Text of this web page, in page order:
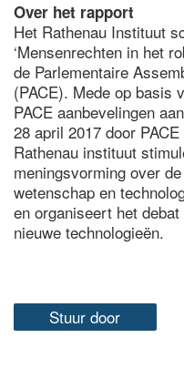
Over het rapport
Het Rathenau Instituut
‘Mensenrechten in het
de Parlementaire
(PACE). Mede op basis
PACE aanbevelingen
28 april 2017 door
Rathenau instituut
meningsvorming over
wetenschap en
en organiseert het
nieuwe technologieën.
Stuur door